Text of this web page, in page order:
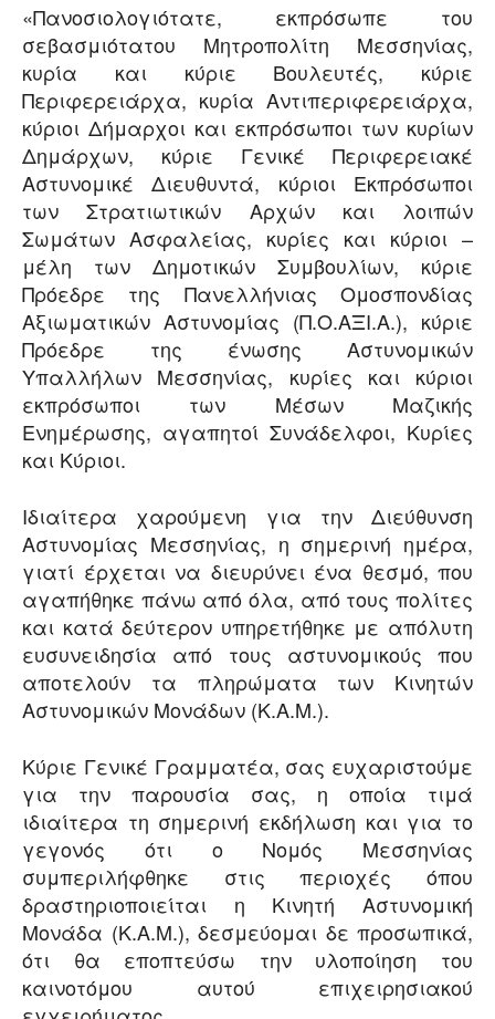
«Πανοσιολογιότατε, εκπρόσωπε του
σεβασμιότατου Μητροπολίτη Μεσσηνίας,
κυρία και κύριε Βουλευτές, κύριε
Περιφερειάρχα, κυρία Αντιπεριφερειάρχα,
κύριοι Δήμαρχοι και εκπρόσωποι των κυρίων
Δημάρχων, κύριε Γενικέ Περιφερειακέ
Αστυνομικέ Διευθυντά, κύριοι Εκπρόσωποι
των Στρατιωτικών Αρχών και λοιπών
Σωμάτων Ασφαλείας, κυρίες και κύριοι –
μέλη των Δημοτικών Συμβουλίων, κύριε
Πρόεδρε της Πανελλήνιας Ομοσπονδίας
Αξιωματικών Αστυνομίας (Π.Ο.ΑΞΙ.Α.), κύριε
Πρόεδρε της ένωσης Αστυνομικών
Υπαλλήλων Μεσσηνίας, κυρίες και κύριοι
εκπρόσωποι των Μέσων Μαζικής
Ενημέρωσης, αγαπητοί Συνάδελφοι, Κυρίες
και Κύριοι.
Ιδιαίτερα χαρούμενη για την Διεύθυνση
Αστυνομίας Μεσσηνίας, η σημερινή ημέρα,
γιατί έρχεται να διευρύνει ένα θεσμό, που
αγαπήθηκε πάνω από όλα, από τους πολίτες
και κατά δεύτερον υπηρετήθηκε με απόλυτη
ευσυνειδησία από τους αστυνομικούς που
αποτελούν τα πληρώματα των Κινητών
Αστυνομικών Μονάδων (Κ.Α.Μ.).
Κύριε Γενικέ Γραμματέα, σας ευχαριστούμε
για την παρουσία σας, η οποία τιμά
ιδιαίτερα τη σημερινή εκδήλωση και για το
γεγονός ότι ο Νομός Μεσσηνίας
συμπεριλήφθηκε στις περιοχές όπου
δραστηριοποιείται η Κινητή Αστυνομική
Μονάδα (Κ.Α.Μ.), δεσμεύομαι δε προσωπικά,
ότι θα εποπτεύσω την υλοποίηση του
καινοτόμου αυτού επιχειρησιακού